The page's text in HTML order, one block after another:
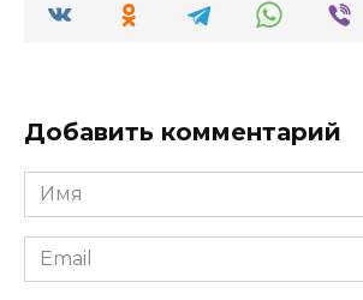
Добавить комментарий
Имя
*
Email
*